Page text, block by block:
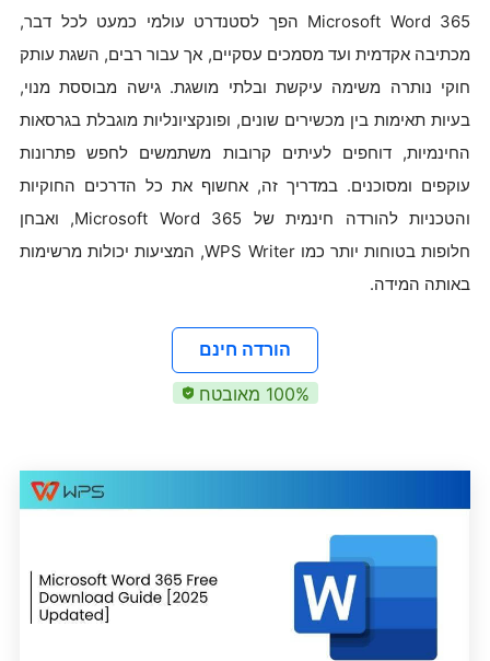
Microsoft Word 365 הפך לסטנדרט עולמי כמעט לכל דבר,
מכתיבה אקדמית ועד מסמכים עסקיים, אך עבור רבים, השגת עותק
חוקי נותרה משימה עיקשת ובלתי מושגת. גישה מבוססת מנוי,
בעיות תאימות בין מכשירים שונים, ופונקציונליות מוגבלת בגרסאות
החינמיות, דוחפים לעיתים קרובות משתמשים לחפש פתרונות
עוקפים ומסוכנים. במדריך זה, אחשוף את כל הדרכים החוקיות
והטכניות להורדה חינמית של Microsoft Word 365, ואבחן
חלופות בטוחות יותר כמו WPS Writer, המציעות יכולות מרשימות
באותה המידה.
הורדה חינם
‎100% מאובטח